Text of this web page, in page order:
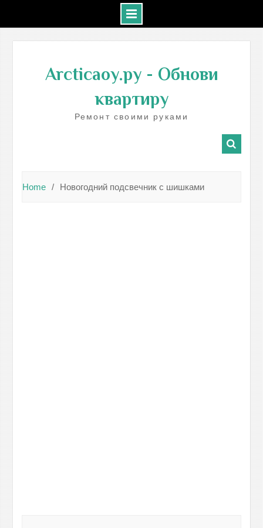
contentArcticaoy.ру- Обнови
квартиру
Ремонт своими руками
Home Новогодний подсвечник с шишками